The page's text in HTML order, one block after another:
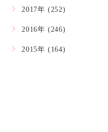
2017年 (252)
2016年 (246)
2015年 (164)